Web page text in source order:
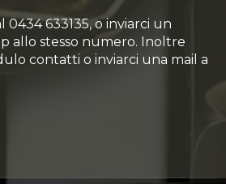
633135, o inviarci un
allo stesso numero. Inoltre
contatti o inviarci una mail a